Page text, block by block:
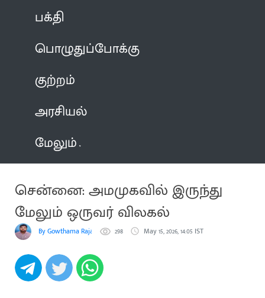
பக்தி
பொழுதுப்போக்கு
குற்றம்
அரசியல்
மேலும்
சென்னை: அமமுகவில் இருந்து
மேலும் ஒருவர் விலகல்
By Gowthama Rajakumaran298 May 15, 2026, 14:05 IST